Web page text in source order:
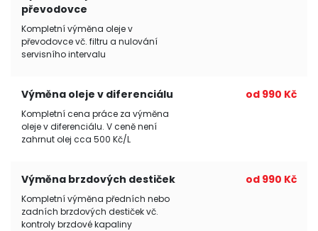
převodovce
Kompletní výměna oleje v
převodovce vč. filtru a nulování
servisního intervalu
Výměna oleje v diferenciálu
Kompletní cena práce za výměna
oleje v diferenciálu. V ceně není
zahrnut olej cca 500 Kč/L
od 990 Kč
Výměna brzdových destiček
Kompletní výměna předních nebo
zadních brzdových destiček vč.
kontroly brzdové kapaliny
od 990 Kč